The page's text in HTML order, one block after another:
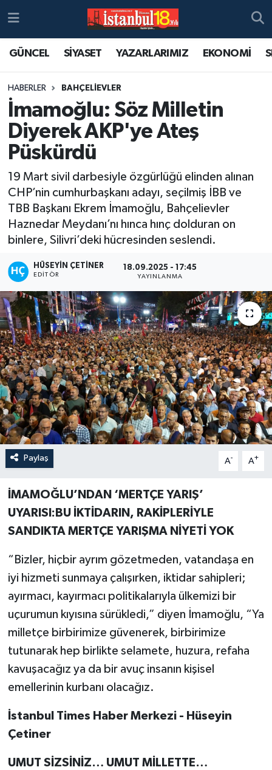
GÜNCEL SİYASET YAZARLARIMIZ EKONOMİ
HABERLER BAHÇELİEVLER
İmamoğlu: Söz Milletin
Diyerek AKP'ye Ateş
Püskürdü
19 Mart sivil darbesiyle özgürlüğü elinden alınan
CHP’nin cumhurbaşkanı adayı, seçilmiş İBB ve
TBB Başkanı Ekrem İmamoğlu, Bahçelievler
Haznedar Meydanı’nı hınca hınç dolduran on
binlere, Silivri’deki hücresinden seslendi.
HÜSEYIN ÇETINER
EDITÖR
18.09.2025 - 17:45
YAYINLANMA
Paylaş A- A+
İMAMOĞLU’NDAN ‘MERTÇE YARIŞ’
UYARISI:BU İKTİDARIN, RAKİPLERİYLE
SANDIKTA MERTÇE YARIŞMA NİYETİ YOK
“Bizler, hiçbir ayrım gözetmeden, vatandaşa en
iyi hizmeti sunmaya çalışırken, iktidar sahipleri;
ayırmacı, kayırmacı politikalarıyla ülkemizi bir
uçurumun kıyısına sürükledi,” diyen İmamoğlu, “Ya
milletçe birbirimize güvenerek, birbirimize
tutunarak hep birlikte selamete, huzura, refaha
kavuşacağız ya da bir avuç insanın kişisel
emellerinin kurbanı olacağız.
İstanbul Times Haber Merkezi - Hüseyin
Çetiner
UMUT SİZSİNİZ… UMUT MİLLETTE…